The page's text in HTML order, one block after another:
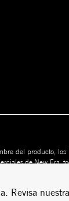
Revisa
del producto, los
de New Era,